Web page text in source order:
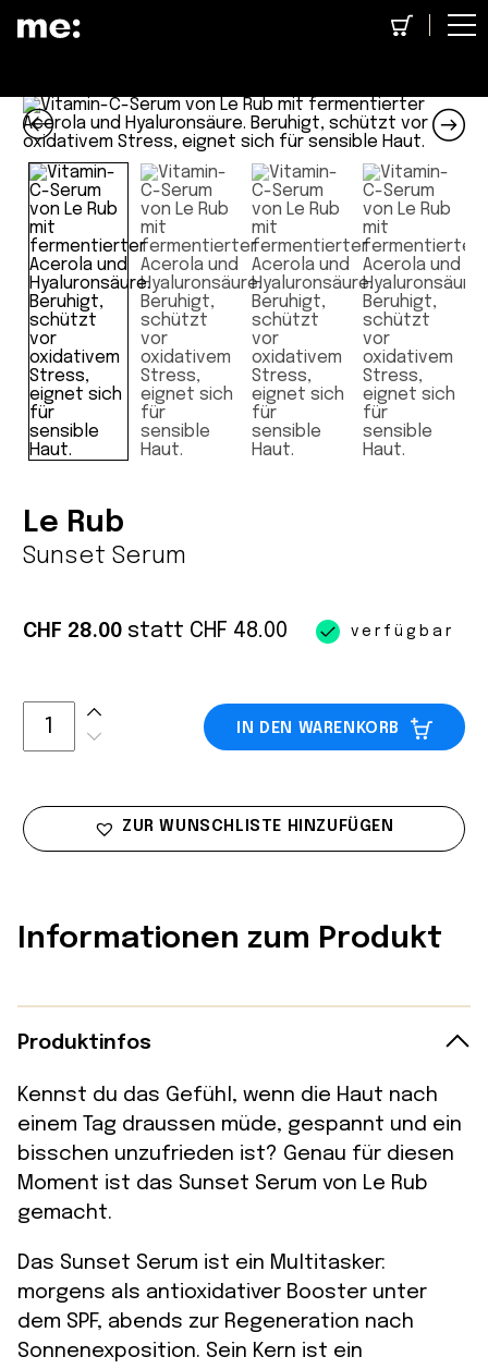
Le Rub
Sunset Serum
CHF 28.00 statt CHF 48.00 verfügbar
IN DEN WARENKORB
ZUR WUNSCHLISTE HINZUFÜGEN
Informationen zum Produkt
Produktinfos
Kennst du das Gefühl, wenn die Haut nach
einem Tag draussen müde, gespannt und ein
bisschen unzufrieden ist? Genau für diesen
Moment ist das Sunset Serum von Le Rub
gemacht.
Das Sunset Serum ist ein Multitasker:
morgens als antioxidativer Booster unter
dem SPF, abends zur Regeneration nach
Sonnenexposition. Sein Kern ist ein